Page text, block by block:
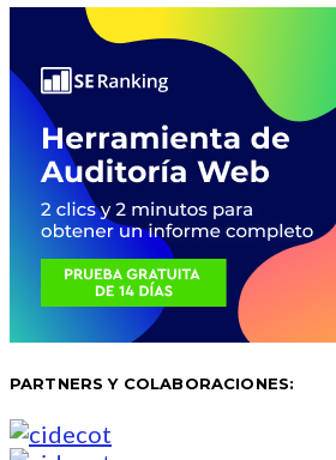
PARTNERS Y COLABORACIONES: